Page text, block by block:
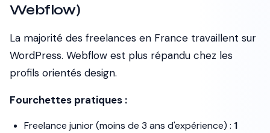
Webflow)
La majorité des freelances en France travaillent sur
WordPress. Webflow est plus répandu chez les
profils orientés design.
Fourchettes pratiques :
Freelance junior (moins de 3 ans d'expérience) : 1